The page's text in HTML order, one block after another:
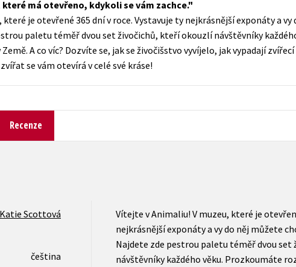
Populárně - naučná pro dospělé
Populárně - naučné pro děti
Předškoláci
Young adult (SK)
Zahraniční literatura
Všechny tituly
má otevřeno, kdykoli se vám zachce.
je otevřené 365 dní v roce. Vystavuje ty nejkrásnější exponáty a
paletu téměř dvou set živočichů, kteří okouzlí návštěvníky
A co víc? Dozvíte se, jak se živočišstvo vyvíjelo, jak vypadají
se vám otevírá v celé své kráse!
Recenze
Katie Scottová
čeština
Vítejte v Animaliu! V muzeu, které je
nejkrásnější exponáty a vy do něj můžete
Najdete zde pestrou paletu téměř dvou
návštěvníky každého věku. Prozkoumáte